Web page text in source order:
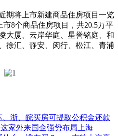
将上市新建商品住房项目一览
8个商品住房项目，共20.5万平
大厦、云岸华庭、星誉铭庭、和
徐汇、静安、闵行、松江、青浦
、浙、皖买房可提取公积金还款
家外来国企强势布局上海